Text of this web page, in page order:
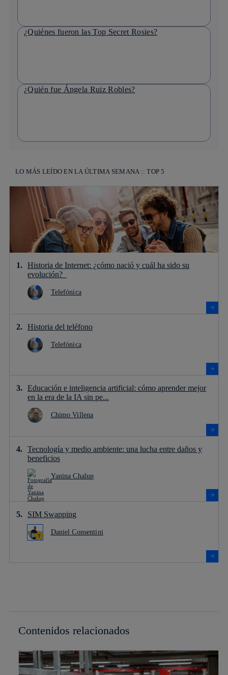
¿Quiénes fueron las Top Secret Rosies?
¿Quién fue Ángela Ruiz Robles?
LO MÁS LEÍDO EN LA ÚLTIMA SEMANA :: TOP 5
Historia de Internet: ¿cómo nació y cuál ha sido su
evolución?
Telefónica
Historia del teléfono
Telefónica
Educación e inteligencia artificial: cómo aprender mejor
en la era de la IA sin pe...
Chimo Villena
Tecnología y medio ambiente: una lucha entre daños y
beneficios
Yanina Chalup
SIM Swapping
Daniel Consentini
Contenidos relacionados